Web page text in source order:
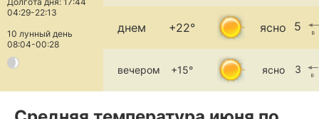
04:29-22:13
10 лунный день
08:04-00:28
днем +22° ясно 5
вечером +15° ясно 3